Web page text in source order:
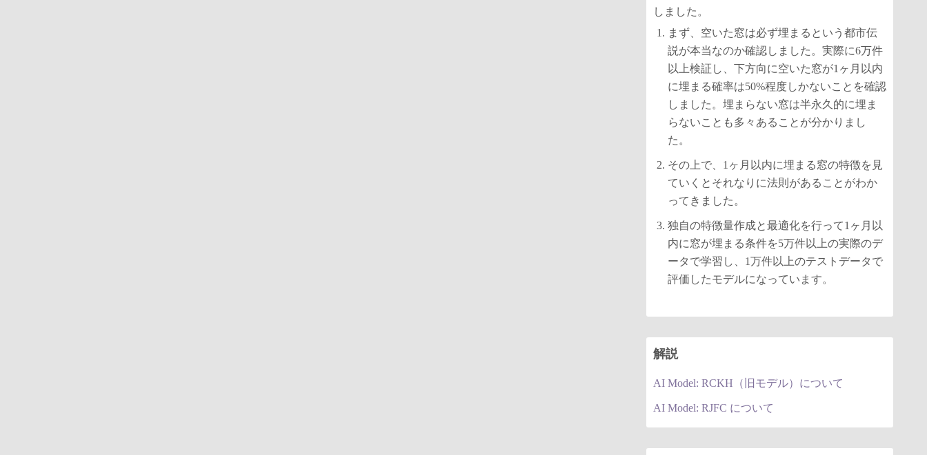
しました。
まず、空いた窓は必ず埋まるという都市伝
説が本当なのか確認しました。実際に6万件
以上検証し、下方向に空いた窓が1ヶ月以内
に埋まる確率は50%程度しかないことを確認
しました。埋まらない窓は半永久的に埋ま
らないことも多々あることが分かりまし
た。
その上で、1ヶ月以内に埋まる窓の特徴を見
ていくとそれなりに法則があることがわか
ってきました。
独自の特徴量作成と最適化を行って1ヶ月以
内に窓が埋まる条件を5万件以上の実際のデ
ータで学習し、1万件以上のテストデータで
評価したモデルになっています。
解説
AI Model: RCKH（旧モデル）について
AI Model: RJFC について